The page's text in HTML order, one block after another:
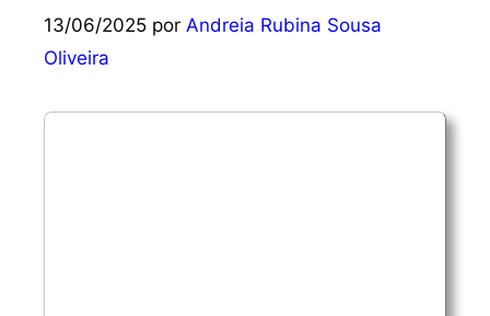
13/06/2025 por Andreia Rubina Sousa
Oliveira